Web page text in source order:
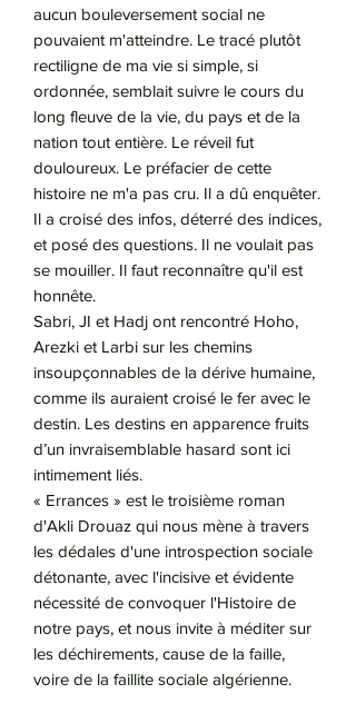
aucun bouleversement social ne
pouvaient m'atteindre. Le tracé plutôt
rectiligne de ma vie si simple, si
ordonnée, semblait suivre le cours du
long fleuve de la vie, du pays et de la
nation tout entière. Le réveil fut
douloureux. Le préfacier de cette
histoire ne m'a pas cru. Il a dû enquêter.
Il a croisé des infos, déterré des indices,
et posé des questions. Il ne voulait pas
se mouiller. Il faut reconnaître qu'il est
honnête.
Sabri, JI et Hadj ont rencontré Hoho,
Arezki et Larbi sur les chemins
insoupçonnables de la dérive humaine,
comme ils auraient croisé le fer avec le
destin. Les destins en apparence fruits
d’un invraisemblable hasard sont ici
intimement liés.
« Errances » est le troisième roman
d'Akli Drouaz qui nous mène à travers
les dédales d'une introspection sociale
détonante, avec l'incisive et évidente
nécessité de convoquer l'Histoire de
notre pays, et nous invite à méditer sur
les déchirements, cause de la faille,
voire de la faillite sociale algérienne.